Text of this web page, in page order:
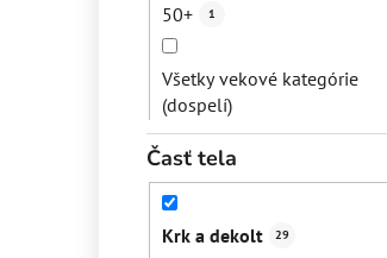
Rosacea
Začervenanie 9
Čierne bodky
Mílie/upchaté póry
Regenerácia pokožky
Eliminácia pigmentácií
Prevencia vzniku pigmentácií
Revitalizácia pokožky
50+ 1
Všetky vekové kategórie
(dospelí)
Časť tela
Krk a dekolt 29